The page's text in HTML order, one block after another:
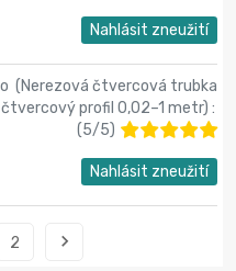
Nahlásit zneužití
(Nerezová čtvercová trubka
profil 0,02–1 metr) :
(5/5)
Nahlásit zneužití
2 